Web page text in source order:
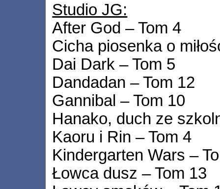
Studio JG:
After God – Tom 4
Cicha piosenka o
Dai Dark – Tom 5
Dandadan – Tom 12
Gannibal – Tom 10
Hanako, duch ze
Kaoru i Rin – Tom 4
Kindergarten Wars –
Łowca dusz – Tom 13